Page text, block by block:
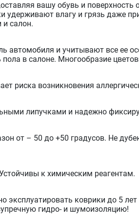
вашу обувь и
влагу и грязь даже
салон.
автомобиля и учитывают все ее
в салоне. Многообразие
риска возникновения
липучками и надежно
от – 50 до +50 градусов. Не
к химическим реагентам.
эксплуатировать коврики до 5
гидро- и шумоизоляцию!